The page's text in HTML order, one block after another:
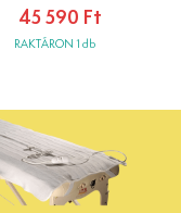
45 590 Ft
RAKTÁRON 1 db